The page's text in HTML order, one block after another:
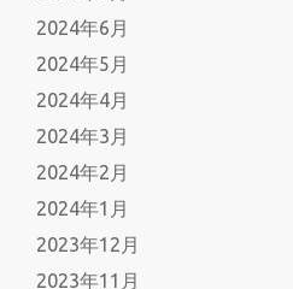
2024年6月
2024年5月
2024年4月
2024年3月
2024年2月
2024年1月
2023年12月
2023年11月